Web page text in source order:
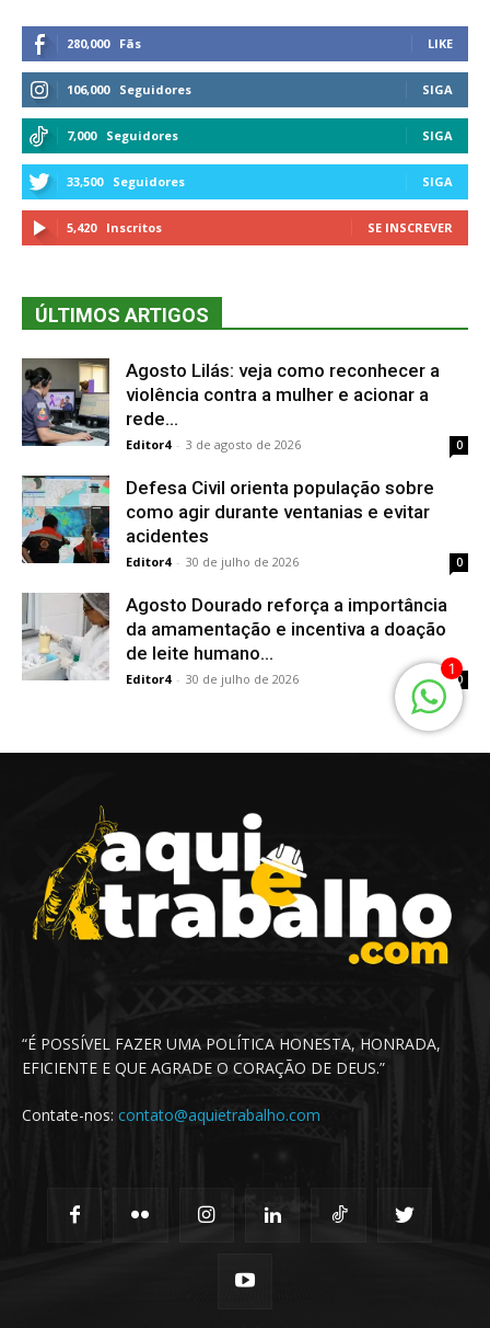
“É POSSÍVEL FAZER UMA POLÍTICA HONESTA, HONRADA,
EFICIENTE E QUE AGRADE O CORAÇÃO DE DEUS.”
Contate-nos: contato@aquietrabalho.com